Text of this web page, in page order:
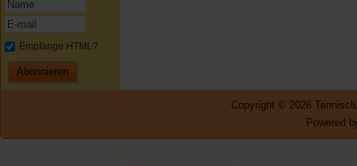
Empfange HTML?
Copyright © 2026
Powered